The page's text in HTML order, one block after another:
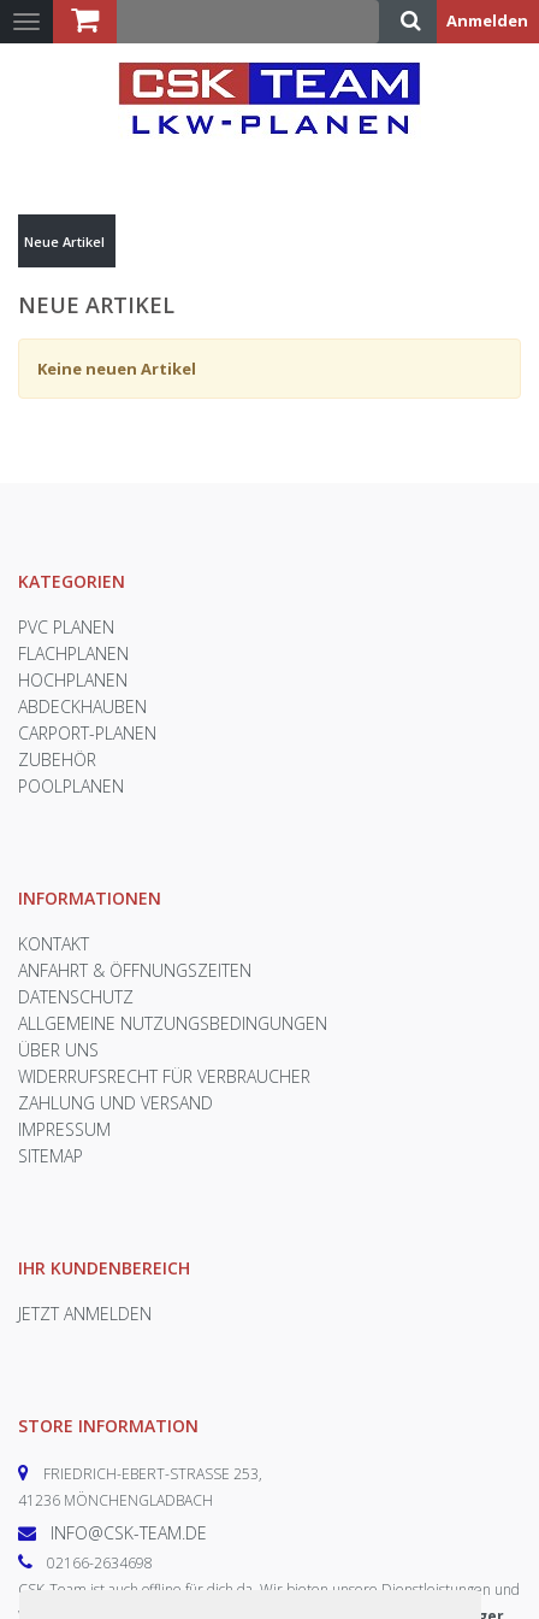
Anmelden
Warenkorb:
Toggle
navigation
Neue Artikel
NEUE ARTIKEL
Keine neuen Artikel
KATEGORIEN
PVC PLANEN
FLACHPLANEN
HOCHPLANEN
ABDECKHAUBEN
CARPORT-PLANEN
ZUBEHÖR
POOLPLANEN
INFORMATIONEN
KONTAKT
ANFAHRT & ÖFFNUNGSZEITEN
DATENSCHUTZ
ALLGEMEINE NUTZUNGSBEDINGUNGEN
ÜBER UNS
WIDERRUFSRECHT FÜR VERBRAUCHER
ZAHLUNG UND VERSAND
IMPRESSUM
SITEMAP
IHR KUNDENBEREICH
JETZT ANMELDEN
STORE INFORMATION
FRIEDRICH-EBERT-STRASSE 253,
41236 MÖNCHENGLADBACH
INFO@CSK-TEAM.DE
02166-2634698
CSK-Team ist auch offline für dich da. Wir bieten unsere Dienstleistungen und